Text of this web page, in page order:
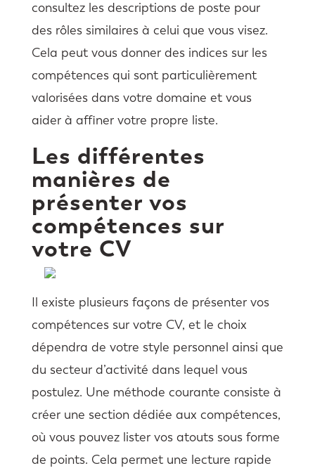
consultez les descriptions de poste pour
des rôles similaires à celui que vous visez.
Cela peut vous donner des indices sur les
compétences qui sont particulièrement
valorisées dans votre domaine et vous
aider à affiner votre propre liste.
Les différentes
manières de
présenter vos
compétences sur
votre CV
Il existe plusieurs façons de présenter vos
compétences sur votre CV, et le choix
dépendra de votre style personnel ainsi que
du secteur d’activité dans lequel vous
postulez. Une méthode courante consiste à
créer une section dédiée aux compétences,
où vous pouvez lister vos atouts sous forme
de points. Cela permet une lecture rapide